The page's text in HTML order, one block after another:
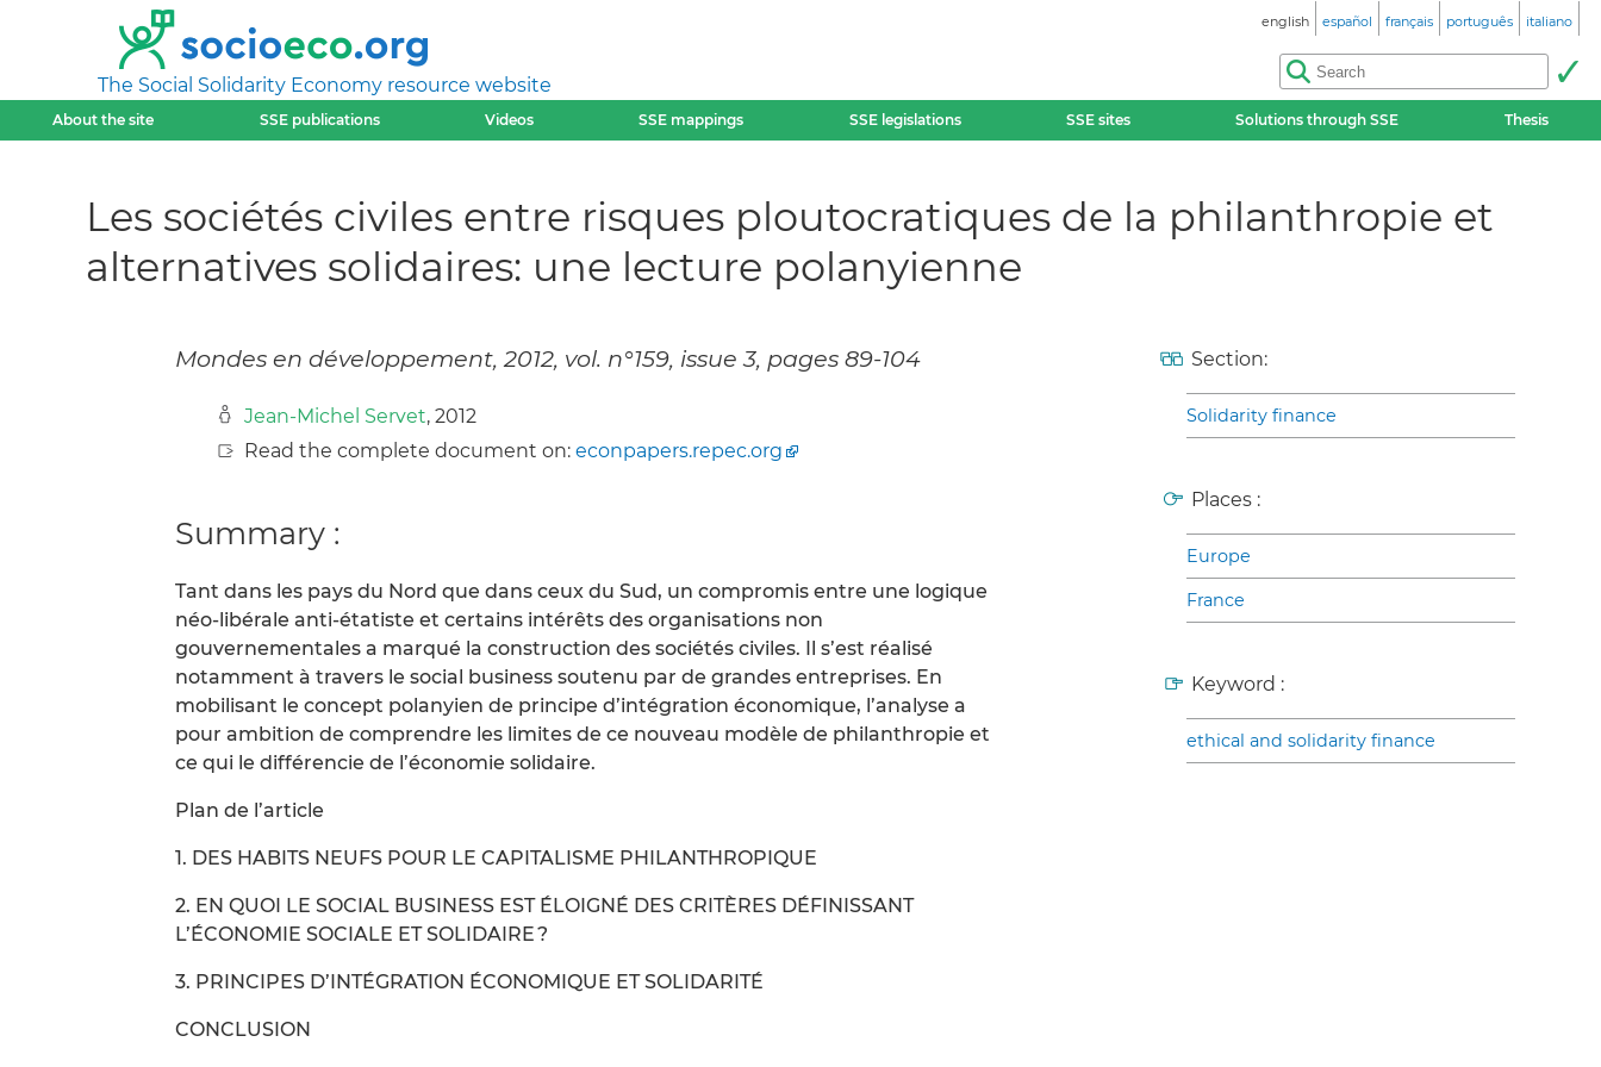
The Social Solidarity Economy resource website
english español français português italiano
About the site SSE publications Videos SSE mappings SSE legislations SSE sites Solutions through SSE Thesis
Les sociétés civiles entre risques ploutocratiques de la philanthropie et
alternatives solidaires: une lecture polanyienne
Mondes en développement, 2012, vol. n°159, issue 3, pages 89-104
Jean-Michel Servet, 2012
Read the complete document on: econpapers.repec.org
Summary :
Tant dans les pays du Nord que dans ceux du Sud, un compromis entre une logique
néo-libérale anti-étatiste et certains intérêts des organisations non
gouvernementales a marqué la construction des sociétés civiles. Il s’est réalisé
notamment à travers le social business soutenu par de grandes entreprises. En
mobilisant le concept polanyien de principe d’intégration économique, l’analyse a
pour ambition de comprendre les limites de ce nouveau modèle de philanthropie et
ce qui le différencie de l’économie solidaire.
Plan de l’article
1. DES HABITS NEUFS POUR LE CAPITALISME PHILANTHROPIQUE
2. EN QUOI LE SOCIAL BUSINESS EST ÉLOIGNÉ DES CRITÈRES DÉFINISSANT
L’ÉCONOMIE SOCIALE ET SOLIDAIRE ?
3. PRINCIPES D’INTÉGRATION ÉCONOMIQUE ET SOLIDARITÉ
CONCLUSION
Section:
Solidarity finance
Places :
Europe
France
Keyword :
ethical and solidarity finance